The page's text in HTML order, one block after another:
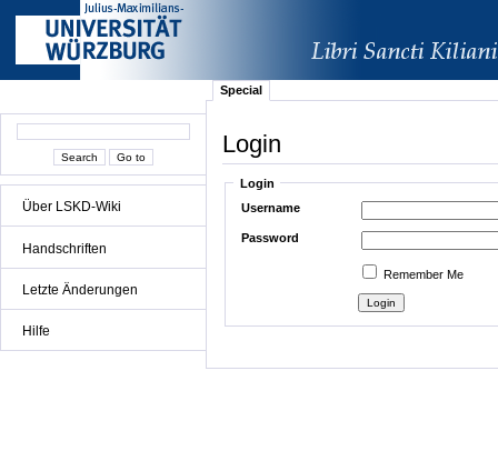
Über LSKD-Wiki
Handschriften
Letzte Änderungen
Hilfe
Special
Login
Login
Username
Password
Remember Me